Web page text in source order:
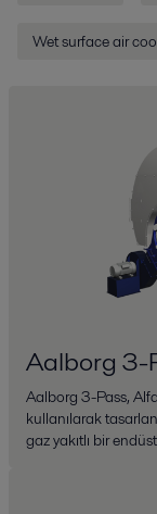
Wet surface air
Aalborg 3-
Aalborg 3-Pass,
kullanılarak
gaz yakıtlı bir